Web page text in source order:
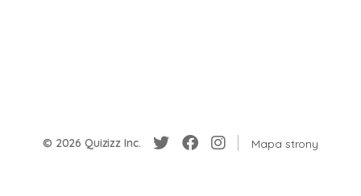
© 2026 Quizizz Inc. Mapa strony